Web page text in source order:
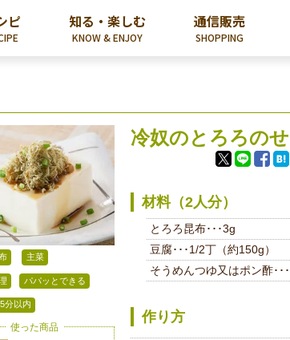
ピ 知る・楽しむ
KNOW & ENJOY
通信販売
SHOPPING
主菜
パパッとできる
5分以内
使った商品
冷奴のとろろのせ
材料（2人分）
とろろ昆布･･･3g
豆腐･･･1/2丁（約150g）
そうめんつゆ又はポン酢･･
作り方